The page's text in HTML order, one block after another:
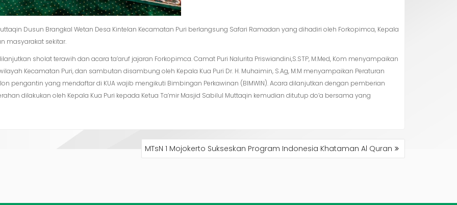
Dusun Brangkal Wetan Desa Kintelan Kecamatan Puri berlangsung Safari Ramadan yang dihadiri oleh Forkopimca, Kepala
masyarakat sekitar.
sholat terawih dan acara ta’aruf jajaran Forkopimca. Camat Puri Nalurita Priswiandini,S.STP, M.Med, Kom menyampaikan
Kecamatan Puri, dan sambutan disambung oleh Kepala Kua Puri Dr. H. Muhaimin, S.Ag, M.M menyampaikan Peraturan
pengantin yang mendaftar di KUA wajib mengikuti Bimbingan Perkawinan (BIMWIN). Acara dilanjutkan dengan pemberian
dilakukan oleh Kepala Kua Puri kepada Ketua Ta’mir Masjid Sabilul Muttaqin kemudian ditutup do’a bersama yang
MTsN 1 Mojokerto Sukseskan Program Indonesia Khataman Al Quran